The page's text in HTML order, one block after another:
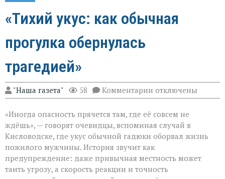
«Тихий укус: как обычная
прогулка обернулась
трагедией»
"Наша газета" 58 Комментарии к
записи
укус:
как
обычная
прогулка
обернулась
трагедией»
отключены
«Иногда опасность прячется там, где её совсем не
ждёшь», — говорят очевидцы, вспоминая случай в
Кисловодске, где укус обычной гадюки оборвал жизнь
пожилого мужчины. История звучит как
предупреждение: даже привычная местность может
таить угрозу, а скорость реакции и точность